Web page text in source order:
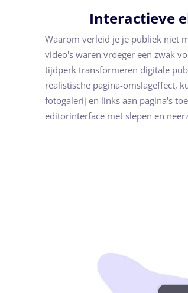
Interactieve
Waarom verleid je je publiek niet
video's waren vroeger een zwak
tijdperk transformeren digitale
realistische pagina-omslageffect,
fotogalerij en links aan pagina's
editorinterface met slepen en